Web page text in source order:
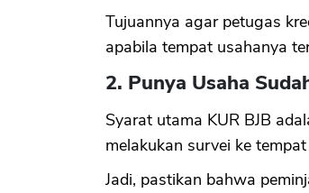
Tujuannya agar petugas
apabila tempat usahanya
2. Punya Usaha
Syarat utama KUR BJB
melakukan survei ke
Jadi, pastikan bahwa